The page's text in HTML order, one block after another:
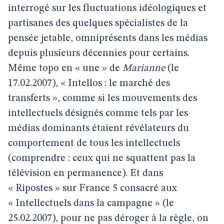
interrogé sur les fluctuations idéologiques et
partisanes des quelques spécialistes de la
pensée jetable, omniprésents dans les médias
depuis plusieurs décennies pour certains.
Même topo en « une » de Marianne(le
17.02.2007), « Intellos : le marché des
transferts », comme si les mouvements des
intellectuels désignés comme tels par les
médias dominants étaient révélateurs du
comportement de tous les intellectuels
(comprendre : ceux qui ne squattent pas la
télévision en permanence). Et dans
« Ripostes » sur France 5 consacré aux
« Intellectuels dans la campagne » (le
25.02.2007), pour ne pas déroger à la règle, on